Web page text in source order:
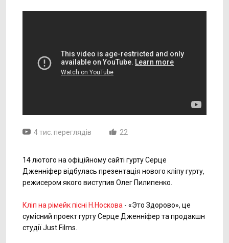
4 тис. переглядів 22
14 лютого на офіційному сайті гурту Серце
Дженніфер відбулась презентація нового кліпу гурту,
режисером якого виступив Олег Пилипенко.
Кліп на рімейк пісні Н.Носкова - «Это Здорово», це
сумісний проект гурту Серце Дженніфер та продакшн
студії Just Films.